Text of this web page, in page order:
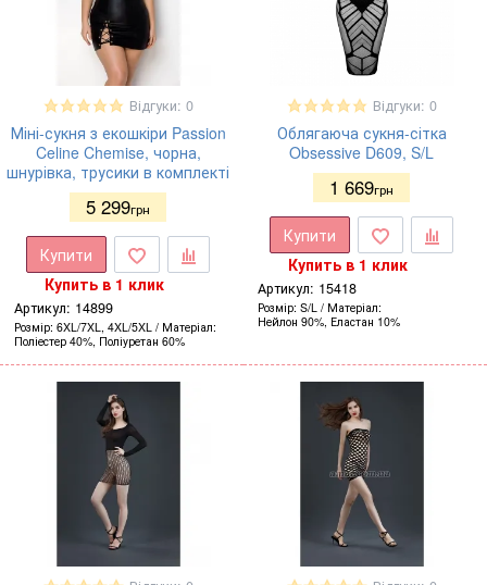
Відгуки: 0
Міні-сукня з екошкіри Passion
Celine Chemise, чорна,
шнурівка, трусики в комплекті
5 299грн
Купити
Купить в 1 клик
Артикул: 14899
Розмір 6XL/7XL, 4XL/5XL
Матеріал
Поліестер 40%, Поліуретан 60%
Відгуки: 0
Облягаюча сукня-сітка
Obsessive D609, S/L
1 669грн
Купити
Купить в 1 клик
Артикул: 15418
Розмір S/L
Матеріал
Нейлон 90%, Еластан 10%